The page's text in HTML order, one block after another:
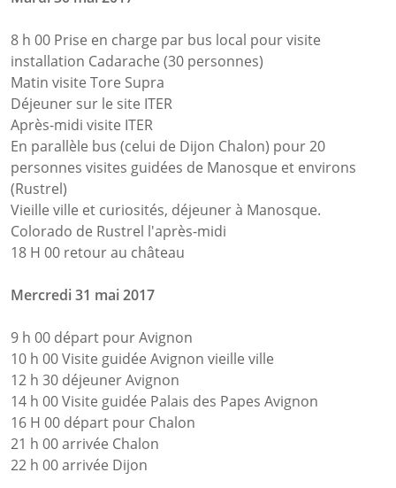
8 h 00 Prise en charge par bus local pour visite
installation Cadarache (30 personnes)
Matin visite Tore Supra
Déjeuner sur le site ITER
Après-midi visite ITER
En parallèle bus (celui de Dijon Chalon) pour 20
personnes visites guidées de Manosque et environs
(Rustrel)
Vieille ville et curiosités, déjeuner à Manosque.
Colorado de Rustrel l'après-midi
18 H 00 retour au château
Mercredi 31 mai 2017
9 h 00 départ pour Avignon
10 h 00 Visite guidée Avignon vieille ville
12 h 30 déjeuner Avignon
14 h 00 Visite guidée Palais des Papes Avignon
16 H 00 départ pour Chalon
21 h 00 arrivée Chalon
22 h 00 arrivée Dijon